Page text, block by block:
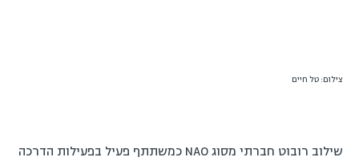
צילום: טל חיים
שילוב רובוט חברתי מסוג NAO כמשתתף פעיל בפעילות הדרכה